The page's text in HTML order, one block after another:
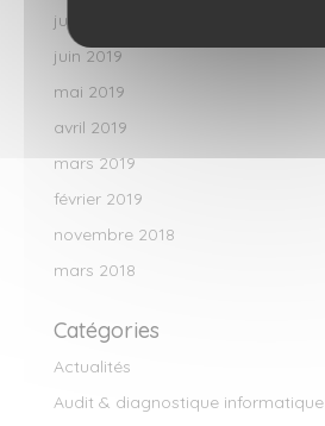
juillet 2019
juin 2019
mai 2019
avril 2019
mars 2019
février 2019
novembre 2018
mars 2018
Catégories
Actualités
Audit & diagnostique informatique